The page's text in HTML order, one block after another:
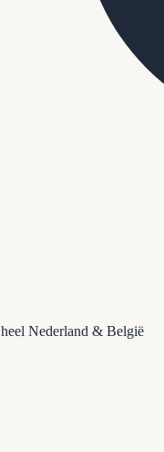
heel Nederland & België